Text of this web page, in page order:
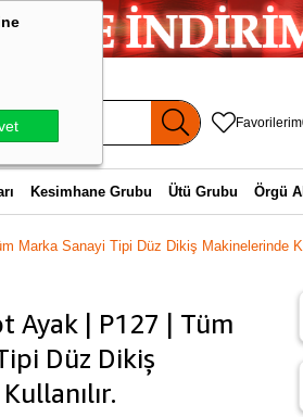
Favorilerim
Kesimhane Grubu Ütü Grubu Örgü
Marka Sanayi Tipi Düz Dikiş Makinelerinde
Ayak | P127 | Tüm
Düz Dikiş